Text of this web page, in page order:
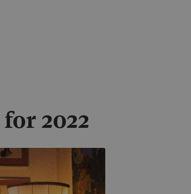
2022